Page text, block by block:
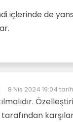
içlerinde de
8 Nis 2024 19:04
Son düzenleyen: